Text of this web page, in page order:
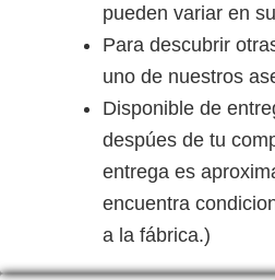
pueden variar en
Para descubrir
uno de nuestros
Disponible de
despúes de tu
entrega es
encuentra
a la fábrica.)